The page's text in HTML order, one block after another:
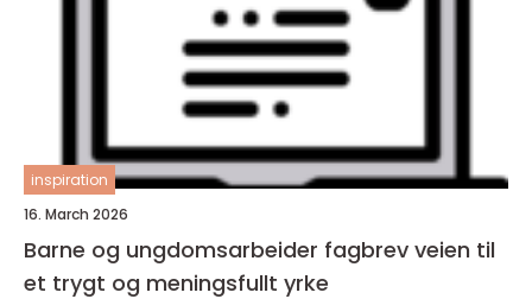
inspiration
16. March 2026
Barne og ungdomsarbeider fagbrev veien til
et trygt og meningsfullt yrke